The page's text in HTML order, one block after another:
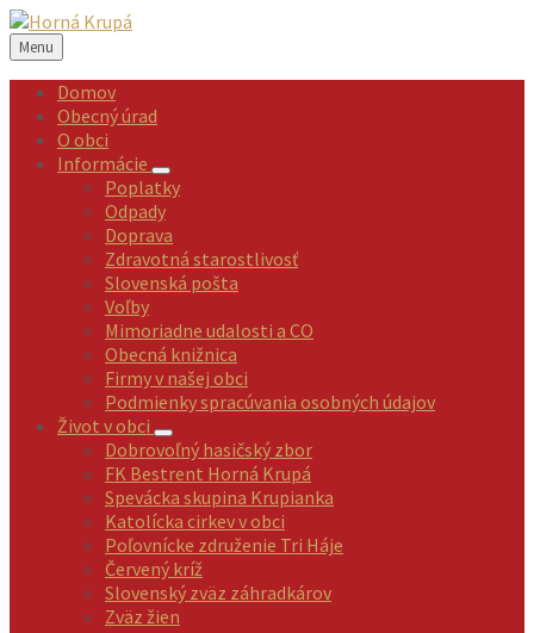
Preskočiť
na
obsah
Preskočiť
na
ľavý
panel
Preskočiť
na
pravý
panel
Preskočiť
na
pätičku
Menu
Domov
Obecný úrad
O obci
Informácie
Poplatky
Odpady
Doprava
Zdravotná starostlivosť
Slovenská pošta
Voľby
Mimoriadne udalosti a CO
Obecná knižnica
Firmy v našej obci
Podmienky spracúvania osobných údajov
Život v obci
Dobrovoľný hasičský zbor
FK Bestrent Horná Krupá
Spevácka skupina Krupianka
Katolícka cirkev v obci
Poľovnícke združenie Tri Háje
Červený kríž
Slovenský zväz záhradkárov
Zväz žien